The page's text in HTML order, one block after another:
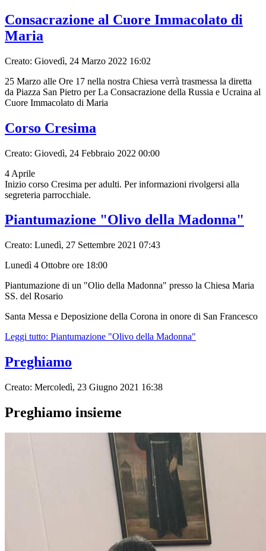
Consacrazione al Cuore Immacolato di
Maria
Creato: Giovedì, 24 Marzo 2022 16:02
25 Marzo alle Ore 17 nella nostra Chiesa verrà trasmessa la diretta
da Piazza San Pietro per La Consacrazione della Russia e Ucraina al
Cuore Immacolato di Maria
Corso Cresima
Creato: Giovedì, 24 Febbraio 2022 00:00
4 Aprile
Inizio corso Cresima per adulti. Per informazioni rivolgersi alla
segreteria parrocchiale.
Piantumazione "Olivo della Madonna"
Creato: Lunedì, 27 Settembre 2021 07:43
Lunedì 4 Ottobre ore 18:00
Piantumazione di un "Olio della Madonna" presso la Chiesa Maria
SS. del Rosario
Santa Messa e Deposizione della Corona in onore di San Francesco
Leggi tutto: Piantumazione "Olivo della Madonna"
Preghiamo
Creato: Mercoledì, 23 Giugno 2021 16:38
Preghiamo insieme